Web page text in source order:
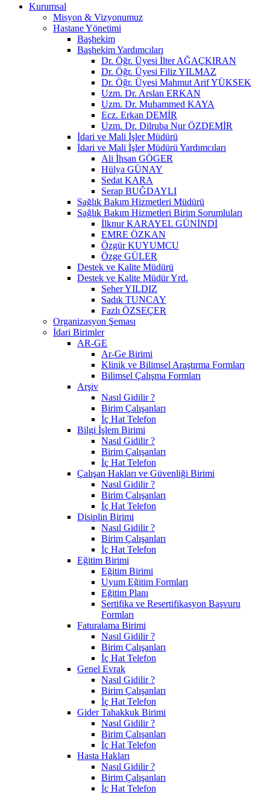
Kurumsal
Misyon & Vizyonumuz
Hastane Yönetimi
Başhekim
Başhekim Yardımcıları
Dr. Öğr. Üyesi İlter AĞAÇKIRAN
Dr. Öğr. Üyesi Filiz YILMAZ
Dr. Öğr. Üyesi Mahmut Arif YÜKSEK
Uzm. Dr. Arslan ERKAN
Uzm. Dr. Muhammed KAYA
Ecz. Erkan DEMİR
Uzm. Dr. Dilruba Nur ÖZDEMİR
İdari ve Mali İşler Müdürü
İdari ve Mali İşler Müdürü Yardımcıları
Ali İhsan GÖGER
Hülya GÜNAY
Sedat KARA
Serap BUĞDAYLI
Sağlık Bakım Hizmetleri Müdürü
Sağlık Bakım Hizmetleri Birim Sorumluları
İlknur KARAYEL GÜNİNDİ
EMRE ÖZKAN
Özgür KUYUMCU
Özge GÜLER
Destek ve Kalite Müdürü
Destek ve Kalite Müdür Yrd.
Seher YILDIZ
Sadık TUNCAY
Fazlı ÖZSEÇER
Organizasyon Şeması
İdari Birimler
AR-GE
Ar-Ge Birimi
Klinik ve Bilimsel Araştırma Formları
Bilimsel Çalışma Formları
Arşiv
Nasıl Gidilir ?
Birim Çalışanları
İç Hat Telefon
Bilgi İşlem Birimi
Nasıl Gidilir ?
Birim Çalışanları
İç Hat Telefon
Çalışan Hakları ve Güvenliği Birimi
Nasıl Gidilir ?
Birim Çalışanları
İç Hat Telefon
Disiplin Birimi
Nasıl Gidilir ?
Birim Çalışanları
İç Hat Telefon
Eğitim Birimi
Eğitim Birimi
Uyum Eğitim Formları
Eğitim Planı
Sertifika ve Resertifikasyon Başvuru
Formları
Faturalama Birimi
Nasıl Gidilir ?
Birim Çalışanları
İç Hat Telefon
Genel Evrak
Nasıl Gidilir ?
Birim Çalışanları
İç Hat Telefon
Gider Tahakkuk Birimi
Nasıl Gidilir ?
Birim Çalışanları
İç Hat Telefon
Hasta Hakları
Nasıl Gidilir ?
Birim Çalışanları
İç Hat Telefon